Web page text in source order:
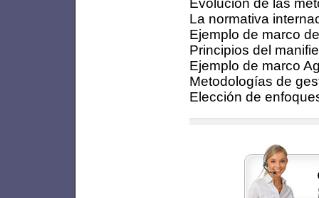
La normativa
Ejemplo de marco
Principios del
Ejemplo de marco
Metodologías de
Elección de